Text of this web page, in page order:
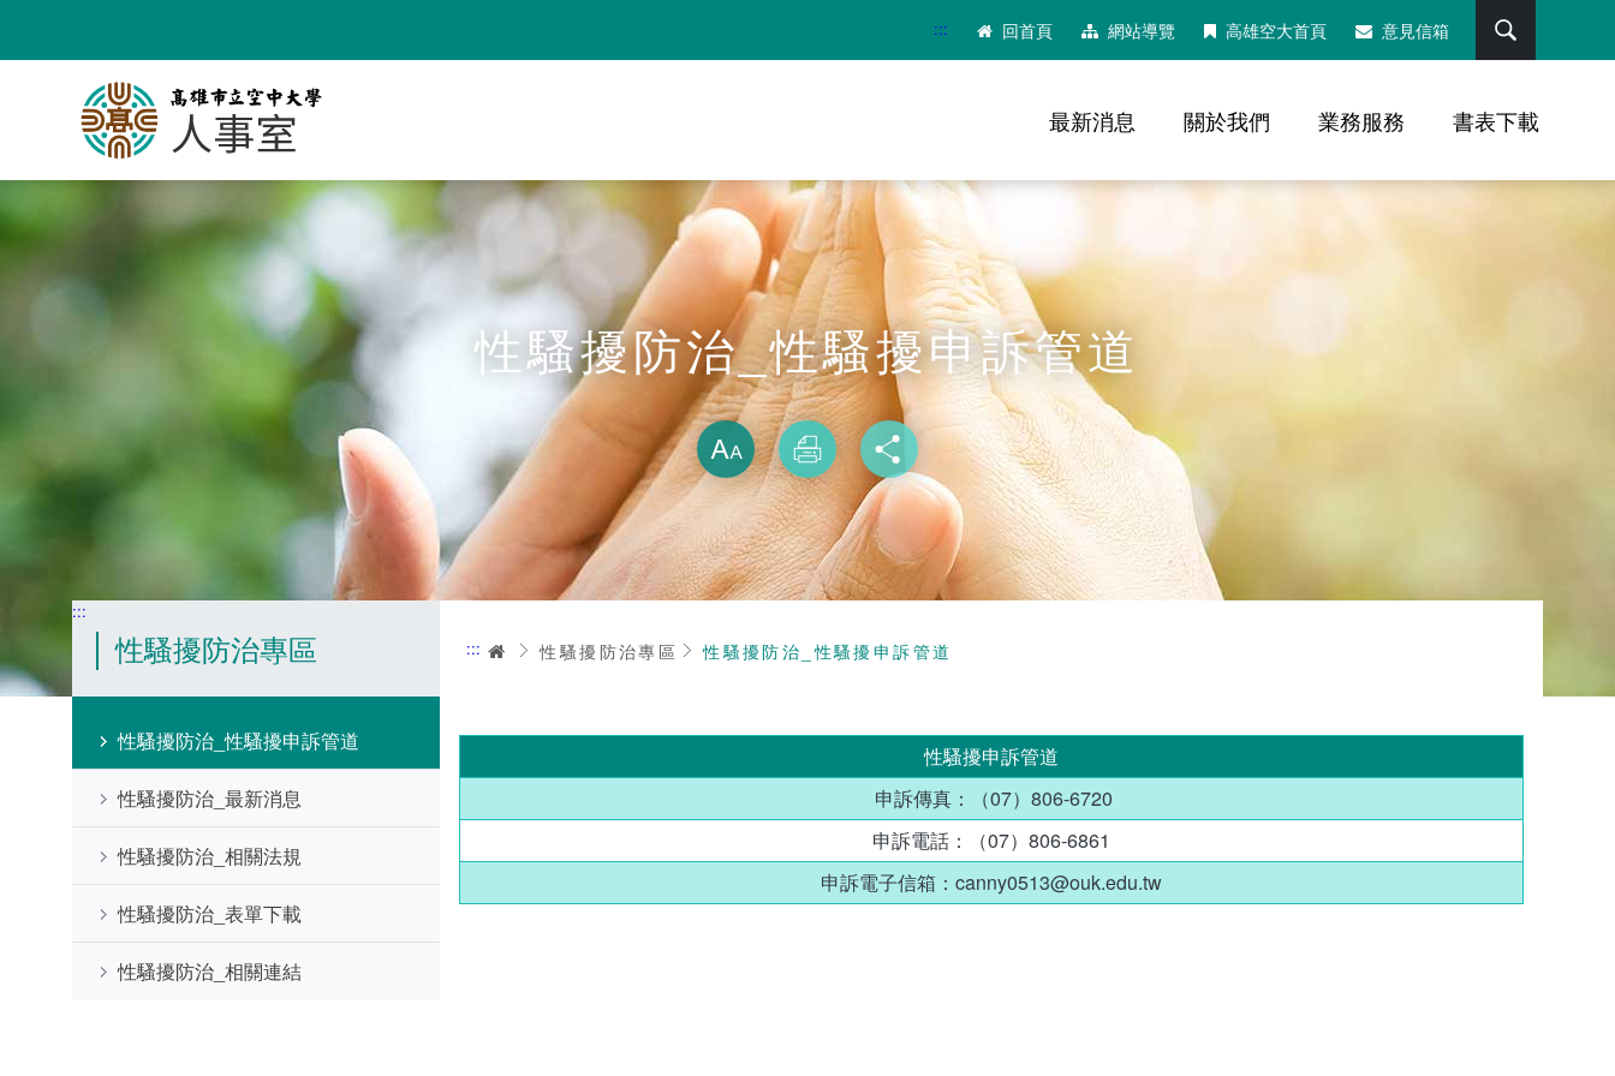
要
::: 回首頁 網站導覽 高雄空大首頁 意見信箱
最新消息 關於我們 業務服務 書表下載
性騷擾防治_性騷擾申訴管道
略過字型切換，社群分享工具列
放大
列印 分享
:::
性騷擾防治專區
性騷擾防治_性騷擾申訴管道
性騷擾防治_最新消息
性騷擾防治_相關法規
性騷擾防治_表單下載
性騷擾防治_相關連結
::: 首頁性騷擾防治專區 性騷擾防治_性騷擾申訴管道
性騷擾申訴管道
申訴傳真：（07）806-6720
申訴電話：（07）806-6861
申訴電子信箱：canny0513@ouk.edu.tw